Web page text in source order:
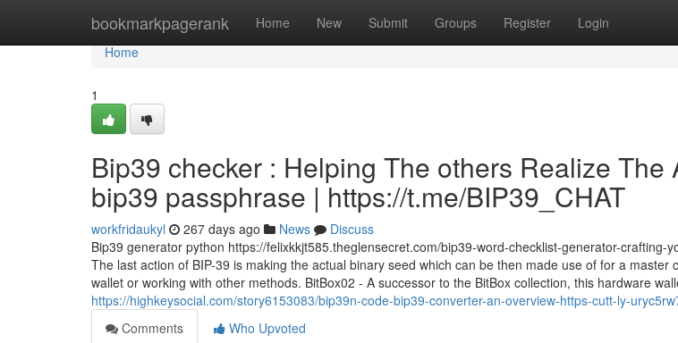
bookmarkpagerank Home New Submit Groups Register Login
Home
Home
1
Bip39 checker : Helping The others Realize The
bip39 passphrase | https://t.me/BIP39_CHAT
workfridaukyl 267 days ago News
Discuss
Bip39 generator python https://felixkkjt585.theglensecret.com/bip39-word-checklist-generator-crafting-
The last action of BIP-39 is making the actual binary seed which can be then made use of for a master
wallet or working with other methods. BitBox02 - A successor to the BitBox collection, this hardware
https://highkeysocial.com/story6153083/bip39n-code-bip39-converter-an-overview-https-cutt-ly-
Comments
Who Upvoted